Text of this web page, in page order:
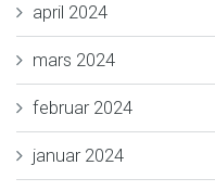
april 2024
mars 2024
februar 2024
januar 2024